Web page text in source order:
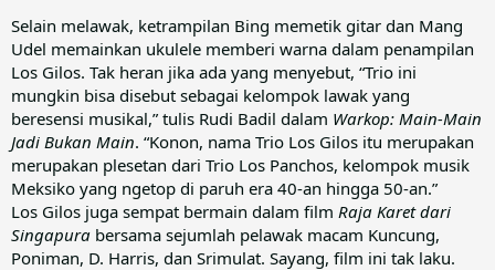
Selain melawak, ketrampilan Bing memetik gitar dan Mang
Udel memainkan ukulele memberi warna dalam penampilan
Los Gilos. Tak heran jika ada yang menyebut, “Trio ini
mungkin bisa disebut sebagai kelompok lawak yang
beresensi musikal,” tulis Rudi Badil dalam Warkop: Main-Main
Jadi Bukan Main. “Konon, nama Trio Los Gilos itu merupakan
merupakan plesetan dari Trio Los Panchos, kelompok musik
Meksiko yang ngetop di paruh era 40-an hingga 50-an.”
Los Gilos juga sempat bermain dalam film Raja Karet dari
Singapura bersama sejumlah pelawak macam Kuncung,
Poniman, D. Harris, dan Srimulat. Sayang, film ini tak laku.